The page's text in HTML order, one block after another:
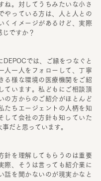
ね。対してうちみたいな小さ
やっている方は、人と人との
くイメージがあるけど、実際
じですか？
DEPOCでは、ご縁をつなぐと
人一人をフォローして、丁寧
る様な環境の医療機関をご紹
ています。私どもにご相談頂
の方からのご紹介がほとんど
たちエージェントの人柄を知
して会社の方針も知っていた
だと思っています。
針を理解してもらうのは重要
際、そうは言っても紹介業に
話を聞かないのが現実かなと